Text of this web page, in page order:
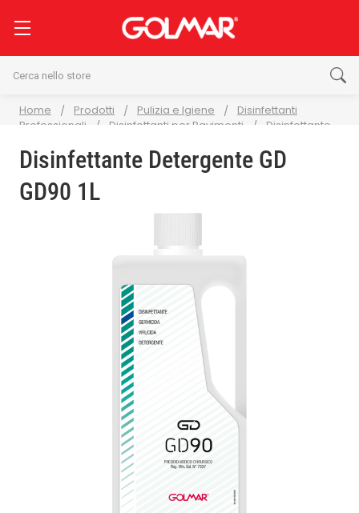
Home Prodotti Pulizia e Igiene
Disinfettanti
Professionali
Disinfettanti per Pavimenti
Disinfettante
Disinfettante Detergente GD
GD90 1L